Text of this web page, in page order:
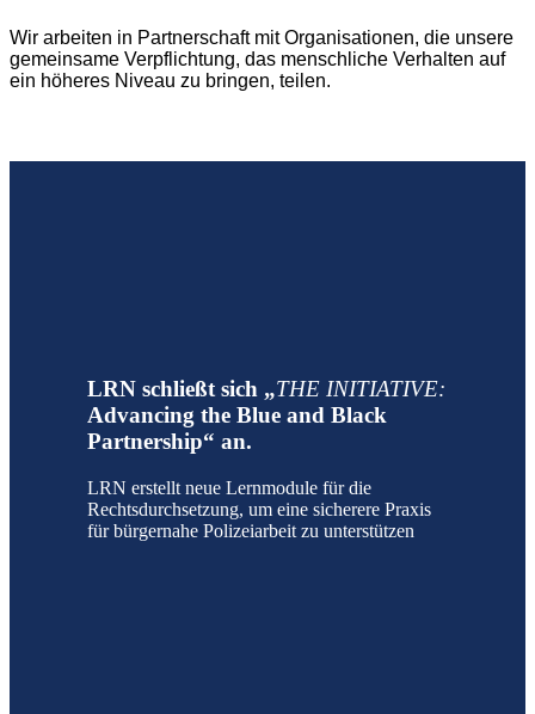
Wir arbeiten in Partnerschaft mit Organisationen, die unsere
gemeinsame Verpflichtung, das menschliche Verhalten auf
ein höheres Niveau zu bringen, teilen.
LRN schließt sich „THE INITIATIVE:
Advancing the Blue and Black
Partnership“ an.
LRN erstellt neue Lernmodule für die
Rechtsdurchsetzung, um eine sicherere Praxis
für bürgernahe Polizeiarbeit zu unterstützen